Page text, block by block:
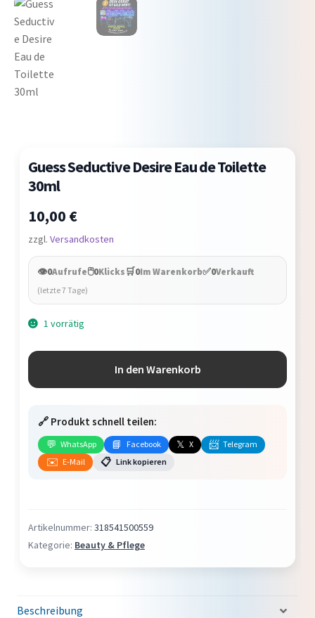
Guess Seductive Desire Eau de Toilette
30ml
10,00 €
zzgl. Versandkosten
👁️0Aufrufe🖱️0Klicks🛒0Im Warenkorb✅0Verkauft
(letzte 7 Tage)
1 vorrätig
Guess
Seductive
Toilette
30ml
In den Warenkorb
🔗 Produkt schnell teilen:
💬 WhatsApp 📘 Facebook 𝕏 X 📨 Telegram
✉️ E-Mail 📋 Link kopieren
Artikelnummer: 318541500559
Kategorie: Beauty & Pflege
Beschreibung